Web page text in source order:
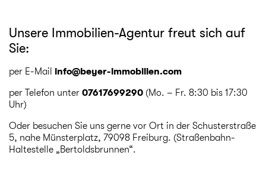
Unsere Immobilien-Agentur freut sich auf
Sie:
per E-Mail info@beyer-immobilien.com
per Telefon unter 07617699290 (Mo. – Fr. 8:30 bis 17:30
Uhr)
Oder besuchen Sie uns gerne vor Ort in der Schusterstraße
5, nahe Münsterplatz, 79098 Freiburg. (Straßenbahn-
Haltestelle „Bertoldsbrunnen“.